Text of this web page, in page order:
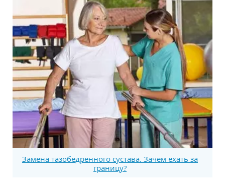
Замена тазобедренного сустава. Зачем ехать за
границу?